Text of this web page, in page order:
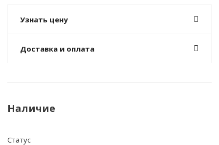
Узнать цену
Доставка и оплата
Наличие
Статус